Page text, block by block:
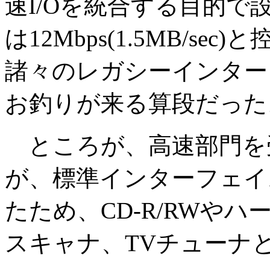
速I/Oを統合する目的で
は12Mbps(1.5MB/sec)
諸々のレガシーインタ
お釣りが来る算段だっ
ところが、高速部門を
が、標準インターフェ
たため、CD-R/RWやハ
スキャナ、TVチューナ